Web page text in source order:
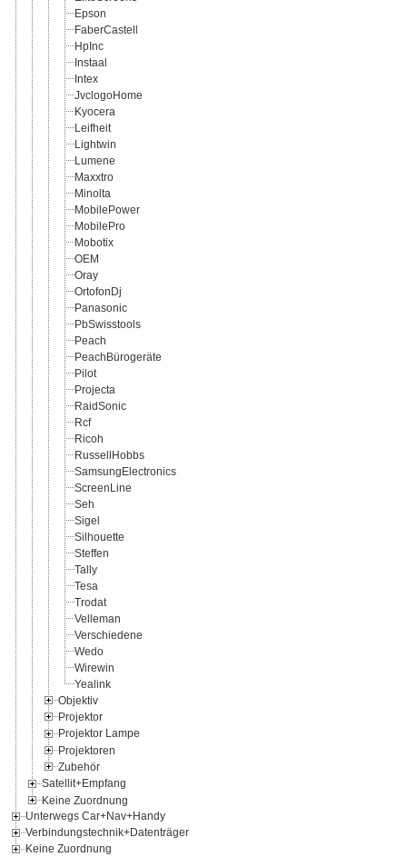
Epson
FaberCastell
HpInc
Instaal
Intex
JvclogoHome
Kyocera
Leifheit
Lightwin
Lumene
Maxxtro
Minolta
MobilePower
MobilePro
Mobotix
OEM
Oray
OrtofonDj
Panasonic
PbSwisstools
Peach
PeachBürogeräte
Pilot
Projecta
RaidSonic
Rcf
Ricoh
RussellHobbs
SamsungElectronics
ScreenLine
Seh
Sigel
Silhouette
Steffen
Tally
Tesa
Trodat
Velleman
Verschiedene
Wedo
Wirewin
Yealink
Objektiv
Projektor
Projektor Lampe
Projektoren
Zubehör
Satellit+Empfang
Keine Zuordnung
Unterwegs Car+Nav+Handy
Verbindungstechnik+Datenträger
Keine Zuordnung